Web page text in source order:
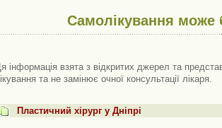
Самолікування може
інформація взята з відкритих джерел та
та не замінює очної консультації лікаря.
Пластичний хірург у Дніпрі